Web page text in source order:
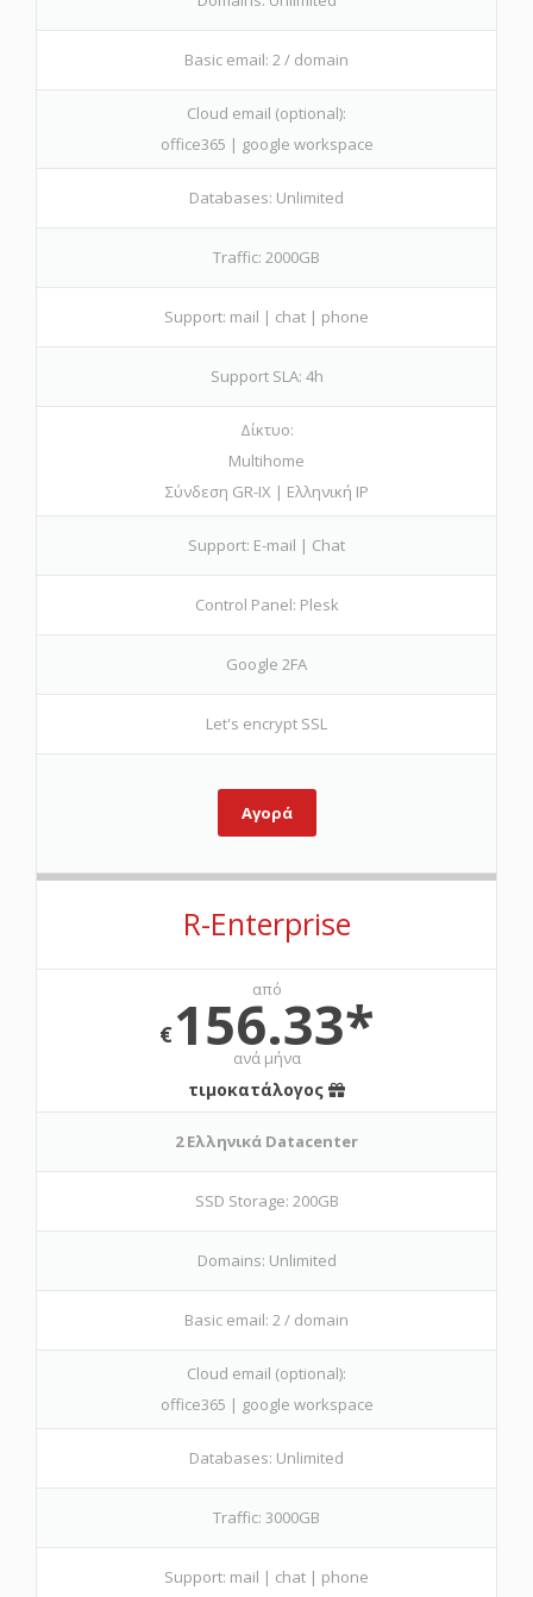
Basic email: 2 / domain
Cloud email (optional):
office365 | google workspace
Databases: Unlimited
Traffic: 2000GB
Support: mail | chat | phone
Support SLA: 4h
Δίκτυο:
Multihome
Σύνδεση GR-IX | Ελληνική IP
Support: E-mail | Chat
Control Panel: Plesk
Google 2FA
Let's encrypt SSL
Αγορά
R-Enterprise
από
€156.33*
ανά μήνα
τιμοκατάλογος
2 Ελληνικά Datacenter
SSD Storage: 200GB
Domains: Unlimited
Basic email: 2 / domain
Cloud email (optional):
office365 | google workspace
Databases: Unlimited
Traffic: 3000GB
Support: mail | chat | phone